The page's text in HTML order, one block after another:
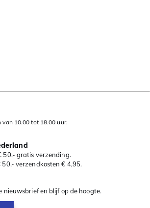
10.00 tot 18.00 uur.
50,- gratis verzending.
verzendkosten € 4,95.
nieuwsbrief en blijf op de hoogte.